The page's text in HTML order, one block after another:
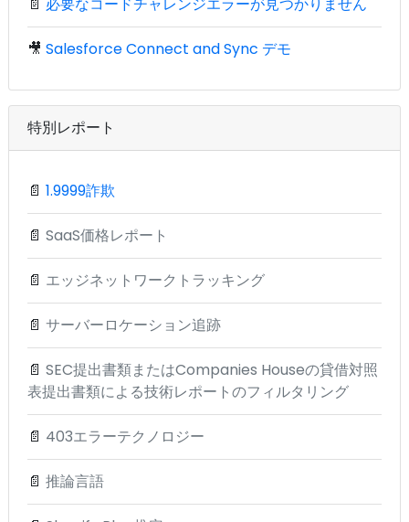
🎥 Salesforce Connect and Sync デモ
特別レポート
📄 1.9999詐欺
📄 SaaS価格レポート
📄 エッジネットワークトラッキング
📄 サーバーロケーション追跡
📄 SEC提出書類またはCompanies Houseの貸借対照
表提出書類による技術レポートのフィルタリング
📄 403エラーテクノロジー
📄 推論言語